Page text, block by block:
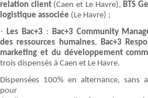
relation client(Caen et Le Havre), BTS
logistique associée (Le Havre) ;
· Les Bac+3 : Bac+3 Community
des ressources humaines, Bac+3
marketing et du développement
trois dispensés à Caen et Le Havre.
Dispensées 100% en alternance, sans
pour